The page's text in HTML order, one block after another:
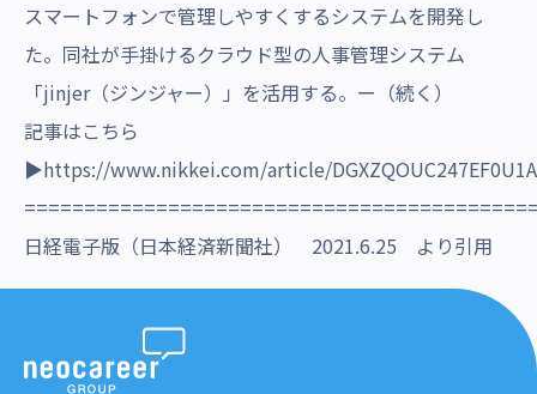
スマートフォンで管理しやすくするシステムを開発し
た。同社が手掛けるクラウド型の人事管理システム
「jinjer（ジンジャー）」を活用する。ー （続く）
記事はこちら
▶https://www.nikkei.com/article/
日経電子版（日本経済新聞社） 2021.6.25 より引用